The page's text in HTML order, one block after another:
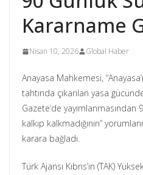
Kararname
Nisan 10, 2026 Global Haber
Anayasa Mahkemesi,
tahtında çıkarılan yasa
Gazete’de
kalkıp kalkmadığının”
karara bağladı.
Türk Ajansı Kıbrıs’ın (TAK)